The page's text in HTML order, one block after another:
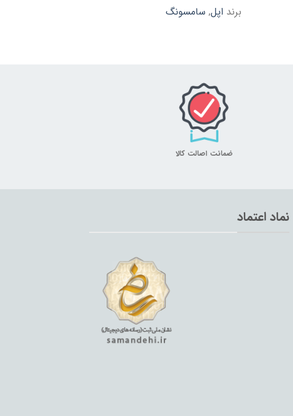
برند اپل, سامسونگ
ضمانت اصالت کالا
نماد اعتماد